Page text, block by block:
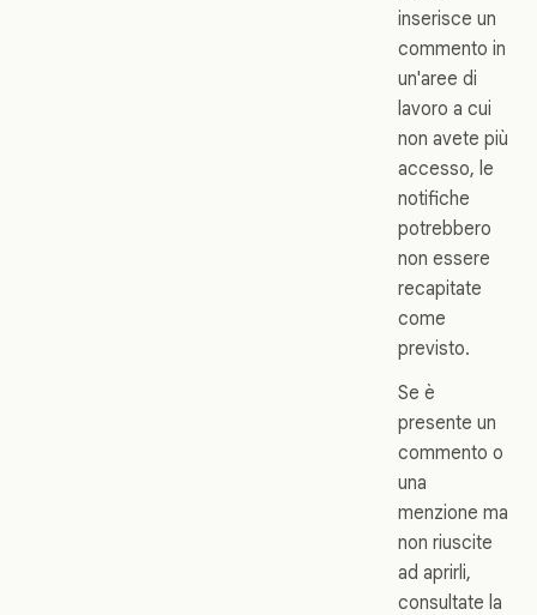
inserisce un
commento in
un'aree di
lavoro a cui
non avete più
accesso, le
notifiche
potrebbero
non essere
recapitate
come
previsto.
Se è
presente un
commento o
una
menzione ma
non riuscite
ad aprirli,
consultate la